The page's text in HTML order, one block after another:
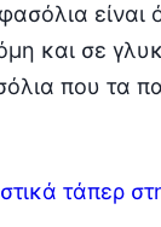
και σε
που τα
τάπερ